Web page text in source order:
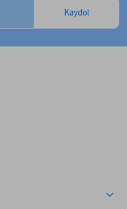
Kaydol